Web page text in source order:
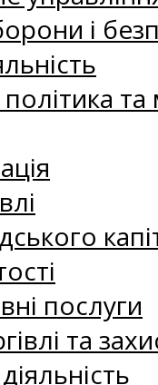
і
політика
послуги
та